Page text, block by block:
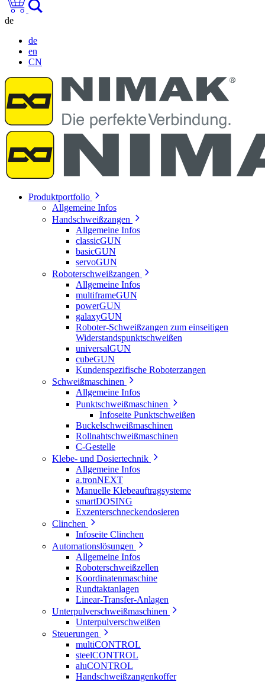
de
de
en
CN
Produktportfolio
Allgemeine Infos
Handschweißzangen
Allgemeine Infos
classicGUN
basicGUN
servoGUN
Roboterschweißzangen
Allgemeine Infos
multiframeGUN
powerGUN
galaxyGUN
Roboter-Schweißzangen zum einseitigen
Widerstandspunktschweißen
universalGUN
cubeGUN
Kundenspezifische Roboterzangen
Schweißmaschinen
Allgemeine Infos
Punktschweißmaschinen
Infoseite Punktschweißen
Buckelschweißmaschinen
Rollnahtschweißmaschinen
C-Gestelle
Klebe- und Dosiertechnik
Allgemeine Infos
a.tronNEXT
Manuelle Klebeauftragsysteme
smartDOSING
Exzenterschneckendosieren
Clinchen
Infoseite Clinchen
Automationslösungen
Allgemeine Infos
Roboterschweißzellen
Koordinatenmaschine
Rundtaktanlagen
Linear-Transfer-Anlagen
Unterpulverschweißmaschinen
Unterpulverschweißen
Steuerungen
multiCONTROL
steelCONTROL
aluCONTROL
Handschweißzangenkoffer